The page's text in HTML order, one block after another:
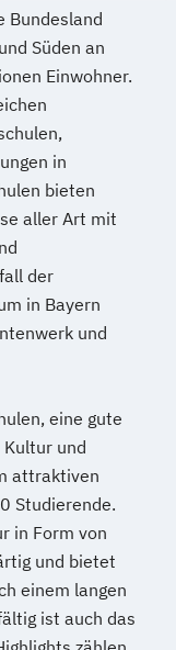
und
Bundesland
Süden an
Einwohner.
in
bieten
aller Art mit
der
in Bayern
und
eine gute
und
attraktiven
Studierende.
in Form von
und bietet
einem langen
ist auch das